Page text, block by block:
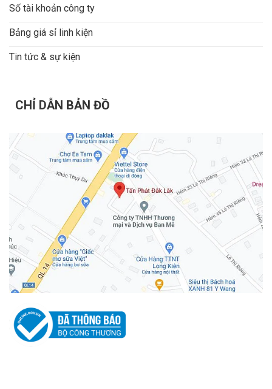
Số tài khoản công ty
Bảng giá sỉ linh kiện
Tin tức & sự kiện
CHỈ DẪN BẢN ĐỒ